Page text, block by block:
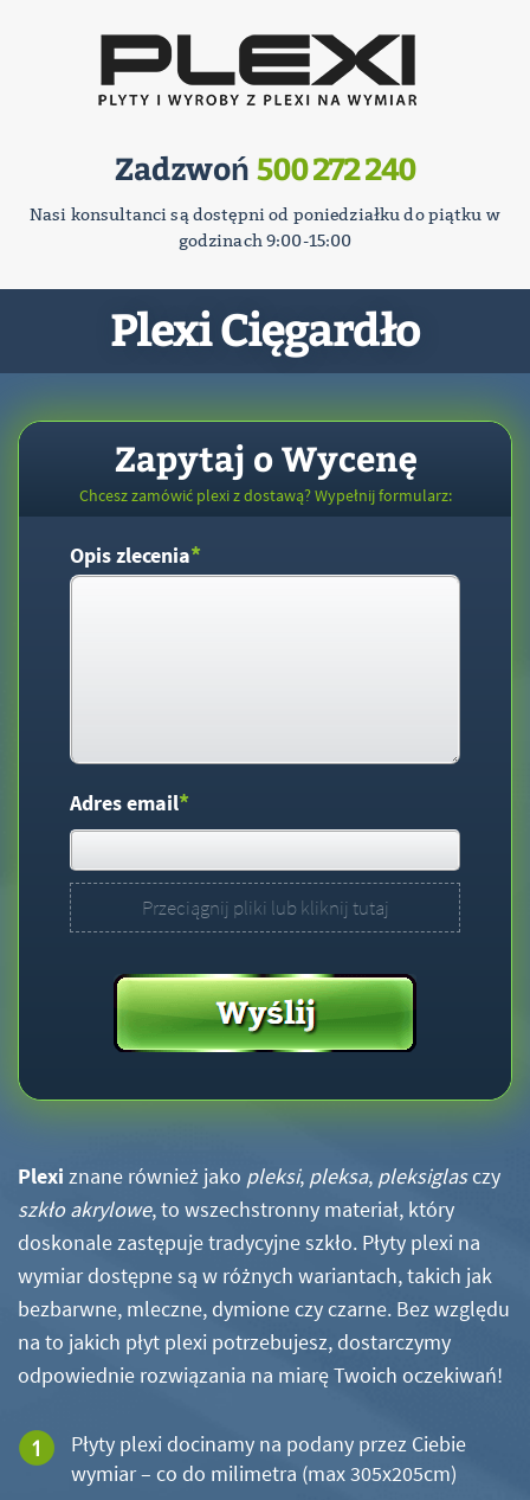
Zadzwoń 500 272 240
Nasi konsultanci są dostępni od poniedziałku do piątku w
godzinach 9:00-15:00
Plexi Cięgardło
Zapytaj o Wycenę
Chcesz zamówić plexi z dostawą? Wypełnij formularz:
Opis zlecenia*
Adres email*
Przeciągnij pliki lub kliknij tutaj
Plexi znane również jako pleksi, pleksa, pleksiglasczy
szkło akrylowe, to wszechstronny materiał, który
doskonale zastępuje tradycyjne szkło. Płyty plexi na
wymiar dostępne są w różnych wariantach, takich jak
bezbarwne, mleczne, dymione czy czarne. Bez względu
na to jakich płyt plexi potrzebujesz, dostarczymy
odpowiednie rozwiązania na miarę Twoich oczekiwań!
Płyty plexi docinamy na podany przez Ciebie
wymiar – co do milimetra (max 305x205cm)